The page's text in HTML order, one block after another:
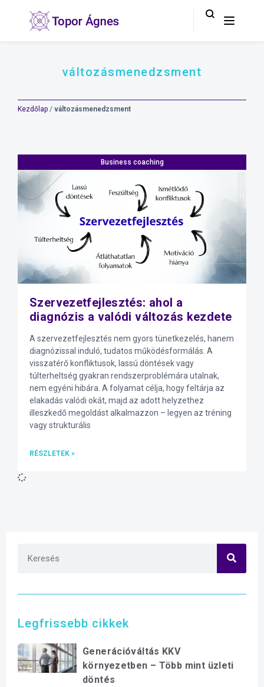
változásmenedzsment
Kezdőlap / változásmenedzsment
Business coaching
Szervezetfejlesztés: ahol a
diagnózis a valódi változás kezdete
A szervezetfejlesztés nem gyors tünetkezelés, hanem
diagnózissal induló, tudatos működésformálás. A
visszatérő konfliktusok, lassú döntések vagy
túlterheltség gyakran rendszerproblémára utalnak,
nem egyéni hibára. A folyamat célja, hogy feltárja az
elakadás valódi okát, majd az adott helyzethez
illeszkedő megoldást alkalmazzon – legyen az tréning
vagy strukturális
RÉSZLETEK »
Legfrissebb cikkek
Generációváltás KKV
környezetben – Több mint üzleti
döntés